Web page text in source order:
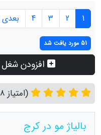
1
2
3
4 بعدی
51 مورد یافت شد
افزودن شغل
(امتیاز 4.8 | 2610 رای)
بالیاژ مو در کرج